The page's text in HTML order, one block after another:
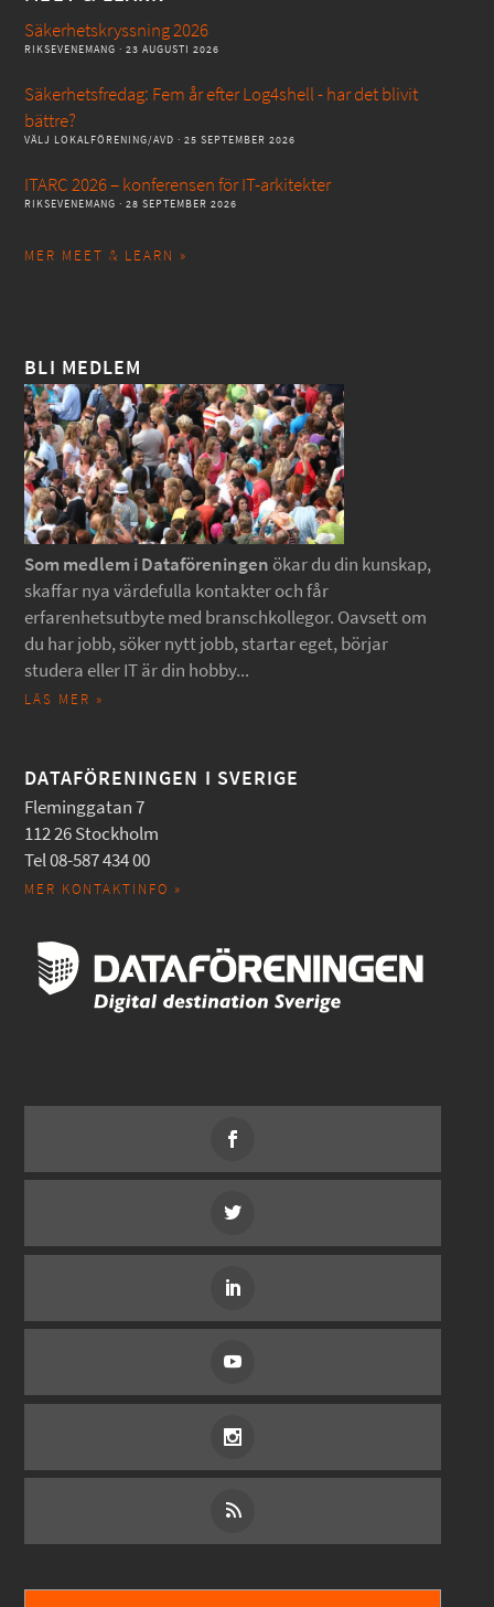
Säkerhetskryssning 2026
RIKSEVENEMANG · 23 AUGUSTI 2026
Säkerhetsfredag: Fem år efter Log4shell - har det blivit
bättre?
VÄLJ LOKALFÖRENING/AVD · 25 SEPTEMBER 2026
ITARC 2026 – konferensen för IT-arkitekter
RIKSEVENEMANG · 28 SEPTEMBER 2026
MER MEET & LEARN »
BLI MEDLEM
Som medlem i Dataföreningen ökar du din kunskap,
skaffar nya värdefulla kontakter och får
erfarenhetsutbyte med branschkollegor. Oavsett om
du har jobb, söker nytt jobb, startar eget, börjar
studera eller IT är din hobby...
LÄS MER »
DATAFÖRENINGEN I SVERIGE
Fleminggatan 7
112 26 Stockholm
Tel 08-587 434 00
MER KONTAKTINFO »